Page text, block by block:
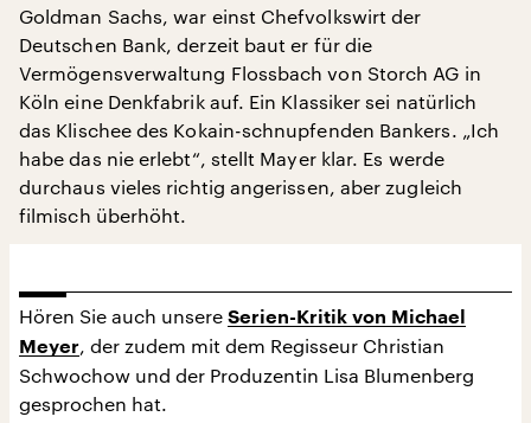
Goldman Sachs, war einst Chefvolkswirt der
Deutschen Bank, derzeit baut er für die
Vermögensverwaltung Flossbach von Storch AG in
Köln eine Denkfabrik auf. Ein Klassiker sei natürlich
das Klischee des Kokain-schnupfenden Bankers. „Ich
habe das nie erlebt“, stellt Mayer klar. Es werde
durchaus vieles richtig angerissen, aber zugleich
filmisch überhöht.
Hören Sie auch unsere Serien-Kritik von Michael
Meyer, der zudem mit dem Regisseur Christian
Schwochow und der Produzentin Lisa Blumenberg
gesprochen hat.